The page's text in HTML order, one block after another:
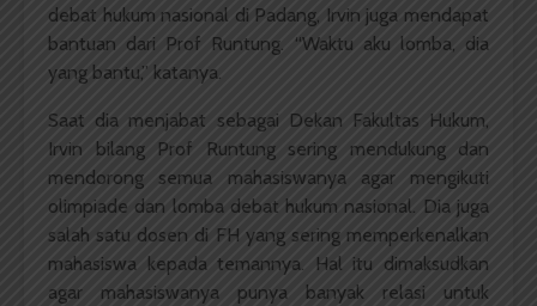
debat hukum nasional di Padang, Irvin juga mendapat
bantuan dari Prof Runtung. “Waktu aku lomba, dia
yang bantu,” katanya.
Saat dia menjabat sebagai Dekan Fakultas Hukum,
Irvin bilang Prof Runtung sering mendukung dan
mendorong semua mahasiswanya agar mengikuti
olimpiade dan lomba debat hukum nasional. Dia juga
salah satu dosen di FH yang sering memperkenalkan
mahasiswa kepada temannya. Hal itu dimaksudkan
agar mahasiswanya punya banyak relasi untuk